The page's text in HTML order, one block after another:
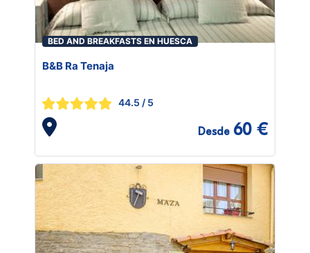
BED AND BREAKFASTS EN HUESCA
B&B Ra Tenaja
44.5 / 5
Desde 60 €